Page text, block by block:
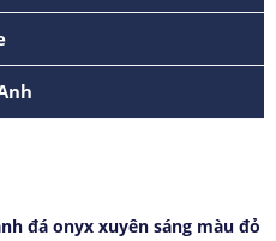
đá onyx xuyên sáng màu đỏ